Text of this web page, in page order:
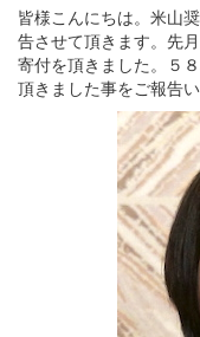
皆様こんにちは。米山
告させて頂きます。先
寄付を頂きました。５
頂きました事をご報告